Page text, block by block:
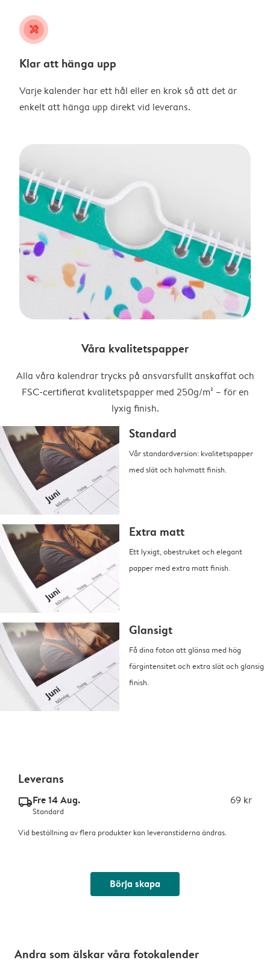
tools
Klar att hänga upp
Varje kalender har ett hål eller en krok så att det är
enkelt att hänga upp direkt vid leverans.
Våra kvalitetspapper
Alla våra kalendrar trycks på ansvarsfullt anskaffat och
FSC-certifierat kvalitetspapper med 250g/m² – för en
lyxig finish.
Standard
Vår standardversion: kvalitetspapper
med slät och halvmatt finish.
Extra matt
Ett lyxigt, obestruket och elegant
papper med extra matt finish.
Glansigt
Få dina foton att glänsa med hög
färgintensitet och extra slät och glansig
finish.
Leverans
delivery_standard_v2Fre 14 Aug. 69 kr
Standard
Vid beställning av flera produkter kan leveranstiderna ändras.
Börja skapa
Andra som älskar våra fotokalender